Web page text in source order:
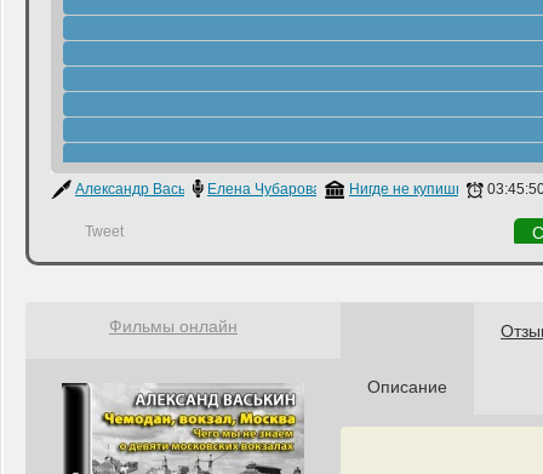
Александр Васькин Елена Чубарова Нигде не купишь
Tweet
Описание
Фильмы онлайн